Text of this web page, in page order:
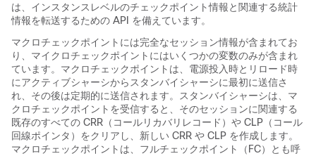
は、インスタンスレベルのチェックポイント情報と関連する統計
情報を転送するための API を備えています。
マクロチェックポイントには完全なセッション情報が含まれてお
り、マイクロチェックポイントにはいくつかの変数のみが含まれ
ています。マクロチェックポイントは、電源投入時とリロード時
にアクティブシャーシからスタンバイシャーシに最初に送信さ
れ、その後は定期的に送信されます。スタンバイシャーシは、マ
クロチェックポイントを受信すると、そのセッションに関連する
既存のすべての CRR（コールリカバリレコード）や CLP（コール
回線ポインタ）をクリアし、新しい CRR や CLP を作成します。
マクロチェックポイントは、フルチェックポイント（FC）とも呼